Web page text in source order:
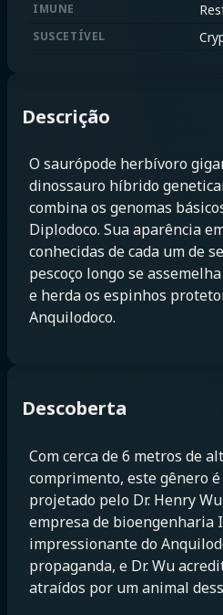
IMUNE
SUSCETÍVEL
Descrição
O saurópode herbívoro
dinossauro híbrido
combina os genomas
Diplodoco. Sua aparência
conhecidas de cada um de
pescoço longo se
e herda os espinhos
Anquilodoco.
Descoberta
Com cerca de 6 metros de
comprimento, este gênero
projetado pelo Dr. Henry
empresa de bioengenharia
impressionante do
propaganda, e Dr. Wu
atraídos por um animal